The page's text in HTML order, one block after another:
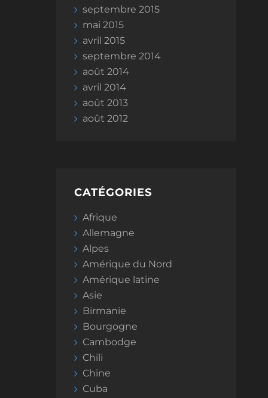
septembre 2015
mai 2015
avril 2015
septembre 2014
août 2014
avril 2014
août 2013
août 2012
CATÉGORIES
Afrique
Allemagne
Alpes
Amérique du Nord
Amérique latine
Asie
Birmanie
Bourgogne
Cambodge
Chili
Chine
Cuba